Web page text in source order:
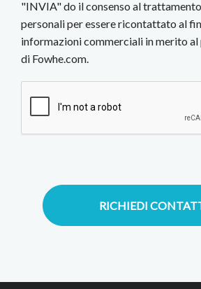
"INVIA" do il consenso al
personali per essere ricontattato al
informazioni commerciali in merito al
di Fowhe.com.
RICHIEDI